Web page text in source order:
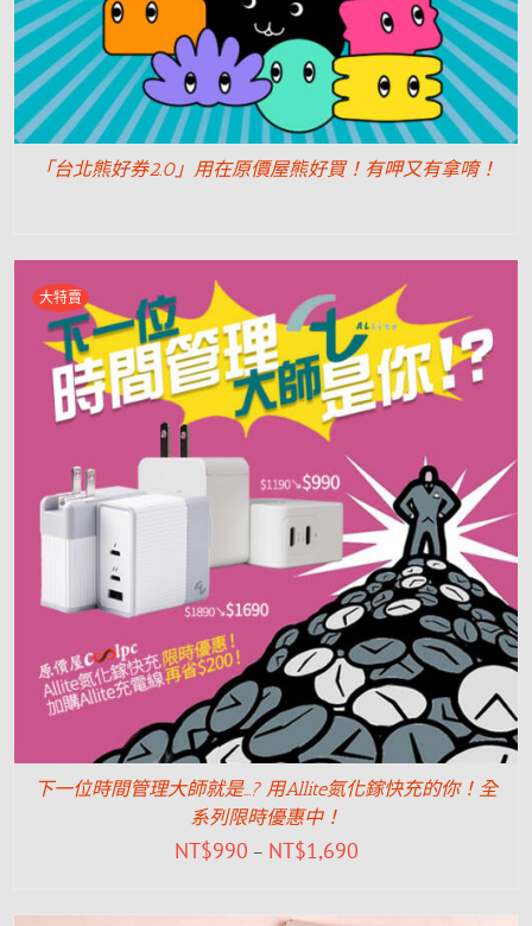
「台北熊好券2.0」用在原價屋熊好買！有呷又有拿唷！
大特賣
下一位時間管理大師就是…? 用Allite氮化鎵快充的你！全
系列限時優惠中！
NT$990 – NT$1,690